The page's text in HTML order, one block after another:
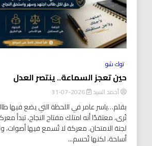
توك شو
حين تعجز السماعة.. ينتصر العدل
أحمد السيد 2026-07-31
بقلم…ياسر عامر في اللحظة التي يضع فيها
تُرى، معتقدًا أنه امتلك مفتاح النجاح، تبدأ
لجنة الامتحان. معركة لا تُسمع فيها أصوات،
أسلحة، لكنها تُحسم...